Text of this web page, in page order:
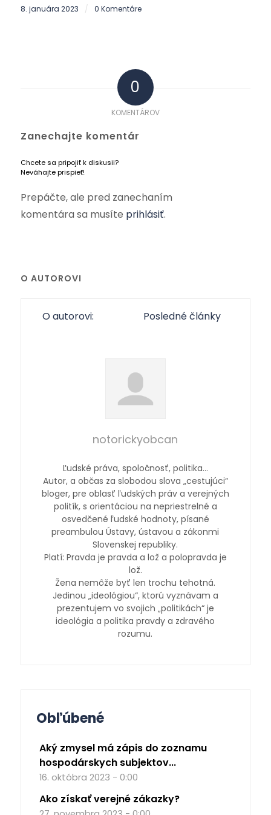
8. januára 2023 / 0 Komentáre
0
KOMENTÁROV
Zanechajte komentár
Chcete sa pripojiť k diskusii?
Neváhajte prispieť!
Prepáčte, ale pred zanechaním
komentára sa musíte prihlásiť.
O AUTOROVI
O autorovi: Posledné články
notorickyobcan
Ľudské práva, spoločnosť, politika…
Autor, a občas za slobodou slova „cestujúci“
bloger, pre oblasť ľudských práv a verejných
politík, s orientáciou na nepriestrelné a
osvedčené ľudské hodnoty, písané
preambulou Ústavy, ústavou a zákonmi
Slovenskej republiky.
Platí: Pravda je pravda a lož a polopravda je
lož.
Žena nemôže byť len trochu tehotná.
Jedinou „ideológiou“, ktorú vyznávam a
prezentujem vo svojich „politikách“ je
ideológia a politika pravdy a zdravého
rozumu.
Obľúbené
Aký zmysel má zápis do zoznamu
hospodárskych subjektov...
16. októbra 2023 - 0:00
Ako získať verejné zákazky?